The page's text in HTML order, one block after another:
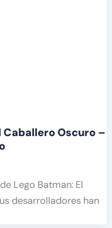
Caballero Oscuro –
Lego Batman: El
desarrolladores han